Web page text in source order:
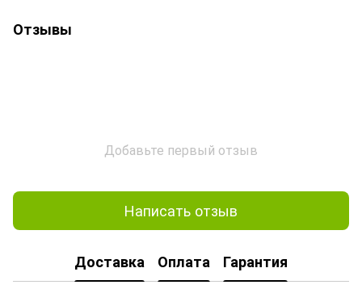
Отзывы
Добавьте первый отзыв
Написать отзыв
Доставка Оплата Гарантия